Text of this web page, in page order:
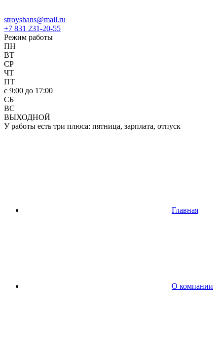
stroyshans@mail.ru
+7 831 231-20-55
Режим работы
ПН
ВТ
СР
ЧТ
ПТ
c 9:00 до 17:00
СБ
ВС
ВЫХОДНОЙ
У работы есть три плюса: пятница, зарплата, отпуск
Главная
О компании